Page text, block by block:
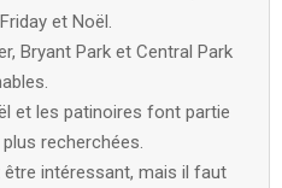
et Noël.
Bryant Park et Central Park
et les patinoires font partie
recherchées.
être intéressant, mais il faut